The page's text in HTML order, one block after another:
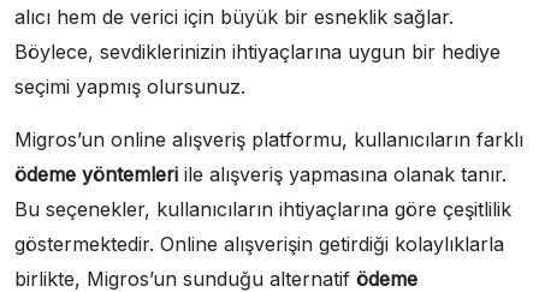
alıcı hem de verici için büyük bir esneklik sağlar.
Böylece, sevdiklerinizin ihtiyaçlarına uygun bir hediye
seçimi yapmış olursunuz.
Migros’un online alışveriş platformu, kullanıcıların farklı
ödeme yöntemleri ile alışveriş yapmasına olanak tanır.
Bu seçenekler, kullanıcıların ihtiyaçlarına göre çeşitlilik
göstermektedir. Online alışverişin getirdiği kolaylıklarla
birlikte, Migros’un sunduğu alternatif ödeme